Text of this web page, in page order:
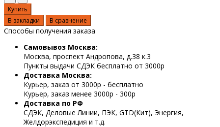
Купить
В закладки
В сравнение
Способы получения заказа
Самовывоз Москва:
Москва, проспект Андропова, д.38 к.3
Пункты выдачи СДЭК бесплатно от 3000р
Доставка Москва:
Курьер, заказ от 3000р - бесплатно
Курьер, заказ менее 3000р - 300р
Доставка по РФ
СДЭК, Деловые Линии, ПЭК, GTD(Кит), Энергия,
Желдорэкспедиция и т.д.